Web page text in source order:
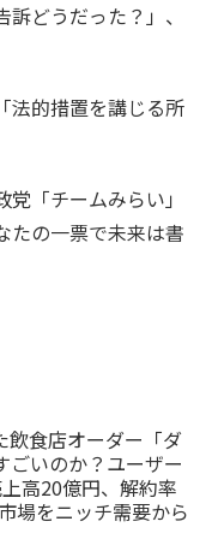
どうだった？」、
法的措置を講じる所
「チームみらい」
たの一票で未来は書
飲食店オーダー「ダ
ごいのか？ユーザー
高20億円、解約率
場をニッチ需要から